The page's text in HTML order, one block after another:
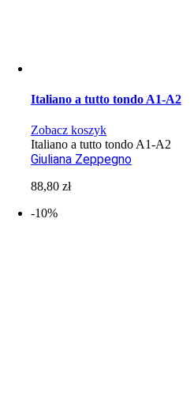
Italiano a tutto tondo A1-A2
Zobacz koszyk
Italiano a tutto tondo A1-A2
Giuliana Zeppegno
88,80zł
-10%